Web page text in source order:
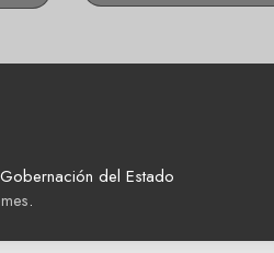
del Estado
.